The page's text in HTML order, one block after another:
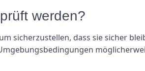
werden?
sicherzustellen, dass sie sicher